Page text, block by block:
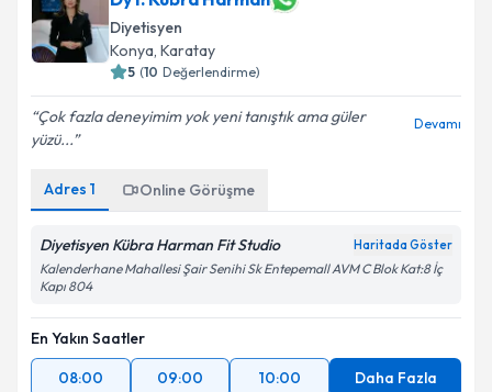
Diyetisyen
Konya, Karatay
5 (10 Değerlendirme)
Çok fazla deneyimim yok yeni tanıştık ama güler
yüzü...
Devamı
Adres 1 Online Görüşme
Diyetisyen Kübra Harman Fit Studio Haritada Göster
Kalenderhane Mahallesi Şair Senihi Sk Entepemall AVM C Blok Kat:8 İç
Kapı 804
En Yakın Saatler
08:00
09:00 10:00 Daha Fazla